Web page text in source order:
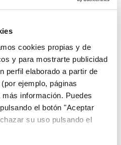
cookies propias y de
y para mostrarte publicidad
perfil elaborado a partir de
ejemplo, páginas
más información. Puedes
el botón "Aceptar
su uso pulsando el
tu confianza
con
para que
trabajo
es otro de nuestros
empresas de diversos
que te conecta con